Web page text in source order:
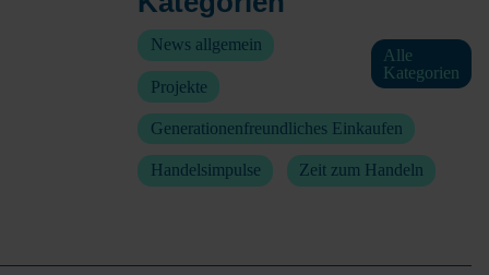
Alle
Kategorien
News allgemein
Projekte
Generationenfreundliches Einkaufen
Handelsimpulse Zeit zum Handeln